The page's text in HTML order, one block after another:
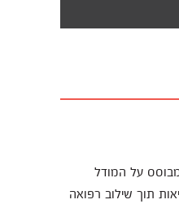
על המודל
תוך שילוב רפואה